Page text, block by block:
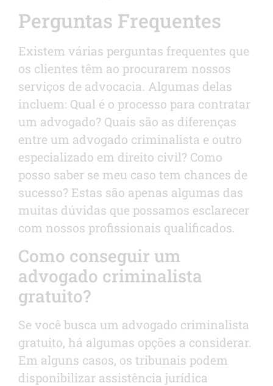
Perguntas Frequentes
Existem várias perguntas frequentes que
os clientes têm ao procurarem nossos
serviços de advocacia. Algumas delas
incluem: Qual é o processo para contratar
um advogado? Quais são as diferenças
entre um advogado criminalista e outro
especializado em direito civil? Como
posso saber se meu caso tem chances de
sucesso? Estas são apenas algumas das
muitas dúvidas que possamos esclarecer
com nossos profissionais qualificados.
Como conseguir um
advogado criminalista
gratuito?
Se você busca um advogado criminalista
gratuito, há algumas opções a considerar.
Em alguns casos, os tribunais podem
disponibilizar assistência jurídica